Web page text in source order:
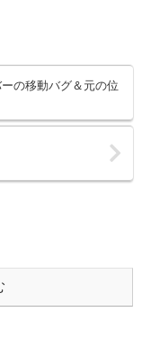
の移動バグ＆元の位